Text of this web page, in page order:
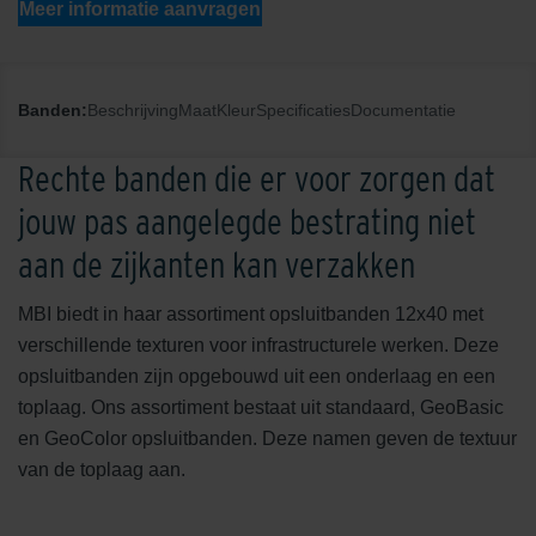
Meer informatie aanvragen
Banden:BeschrijvingMaatKleurSpecificatiesDocumentatie
Rechte banden die er voor zorgen dat
jouw pas aangelegde bestrating niet
aan de zijkanten kan verzakken
MBI biedt in haar assortiment opsluitbanden 12x40 met
verschillende texturen voor infrastructurele werken. Deze
opsluitbanden zijn opgebouwd uit een onderlaag en een
toplaag. Ons assortiment bestaat uit standaard, GeoBasic
en GeoColor opsluitbanden. Deze namen geven de textuur
van de toplaag aan.